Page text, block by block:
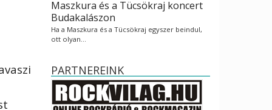
Maszkura és a Tücsökraj koncert
Budakalászon
Ha a Maszkura és a Tücsökraj egyszer beindul,
ott olyan…
PARTNEREINK